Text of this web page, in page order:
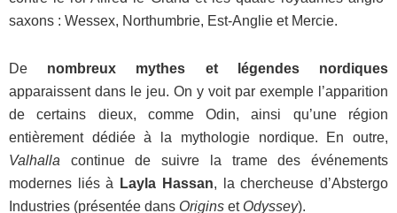
saxons : Wessex, Northumbrie, Est-Anglie et Mercie.
De nombreux mythes et légendes nordiques
apparaissent dans le jeu. On y voit par exemple l’apparition
de certains dieux, comme Odin, ainsi qu’une région
entièrement dédiée à la mythologie nordique. En outre,
Valhalla continue de suivre la trame des événements
modernes liés à Layla Hassan, la chercheuse d’Abstergo
Industries (présentée dans Origins et Odyssey).